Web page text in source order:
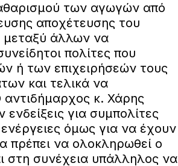
των αγωγών από
αποχέτευσης του
μεταξύ άλλων να
πολίτες που
ή των επιχειρήσεών τους
και τελικά να
κ. Χάρης
για συμπολίτες
όμως για να έχουν
πρέπει να ολοκληρωθεί ο
συνέχεια υπάλληλος να